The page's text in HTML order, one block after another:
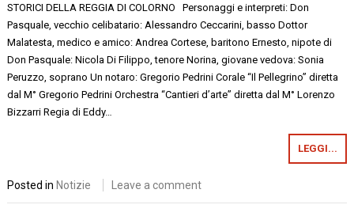
STORICI DELLA REGGIA DI COLORNO Personaggi e interpreti: Don
Pasquale, vecchio celibatario: Alessandro Ceccarini, basso Dottor
Malatesta, medico e amico: Andrea Cortese, baritono Ernesto, nipote di
Don Pasquale: Nicola Di Filippo, tenore Norina, giovane vedova: Sonia
Peruzzo, soprano Un notaro: Gregorio Pedrini Corale “Il Pellegrino” diretta
dal M° Gregorio Pedrini Orchestra “Cantieri d’arte” diretta dal M° Lorenzo
Bizzarri Regia di Eddy…
LEGGI...
Posted inNotizie Leave a comment